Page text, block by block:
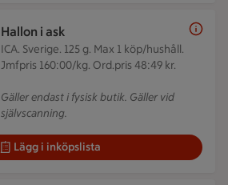
Hallon i ask
ICA. Sverige. 125 g. Max 1 köp/hushåll.
Jmfpris 160:00/kg. Ord.pris 48:49 kr.
Gäller endast i fysisk butik. Gäller vid
självscanning.
Lägg i inköpslista